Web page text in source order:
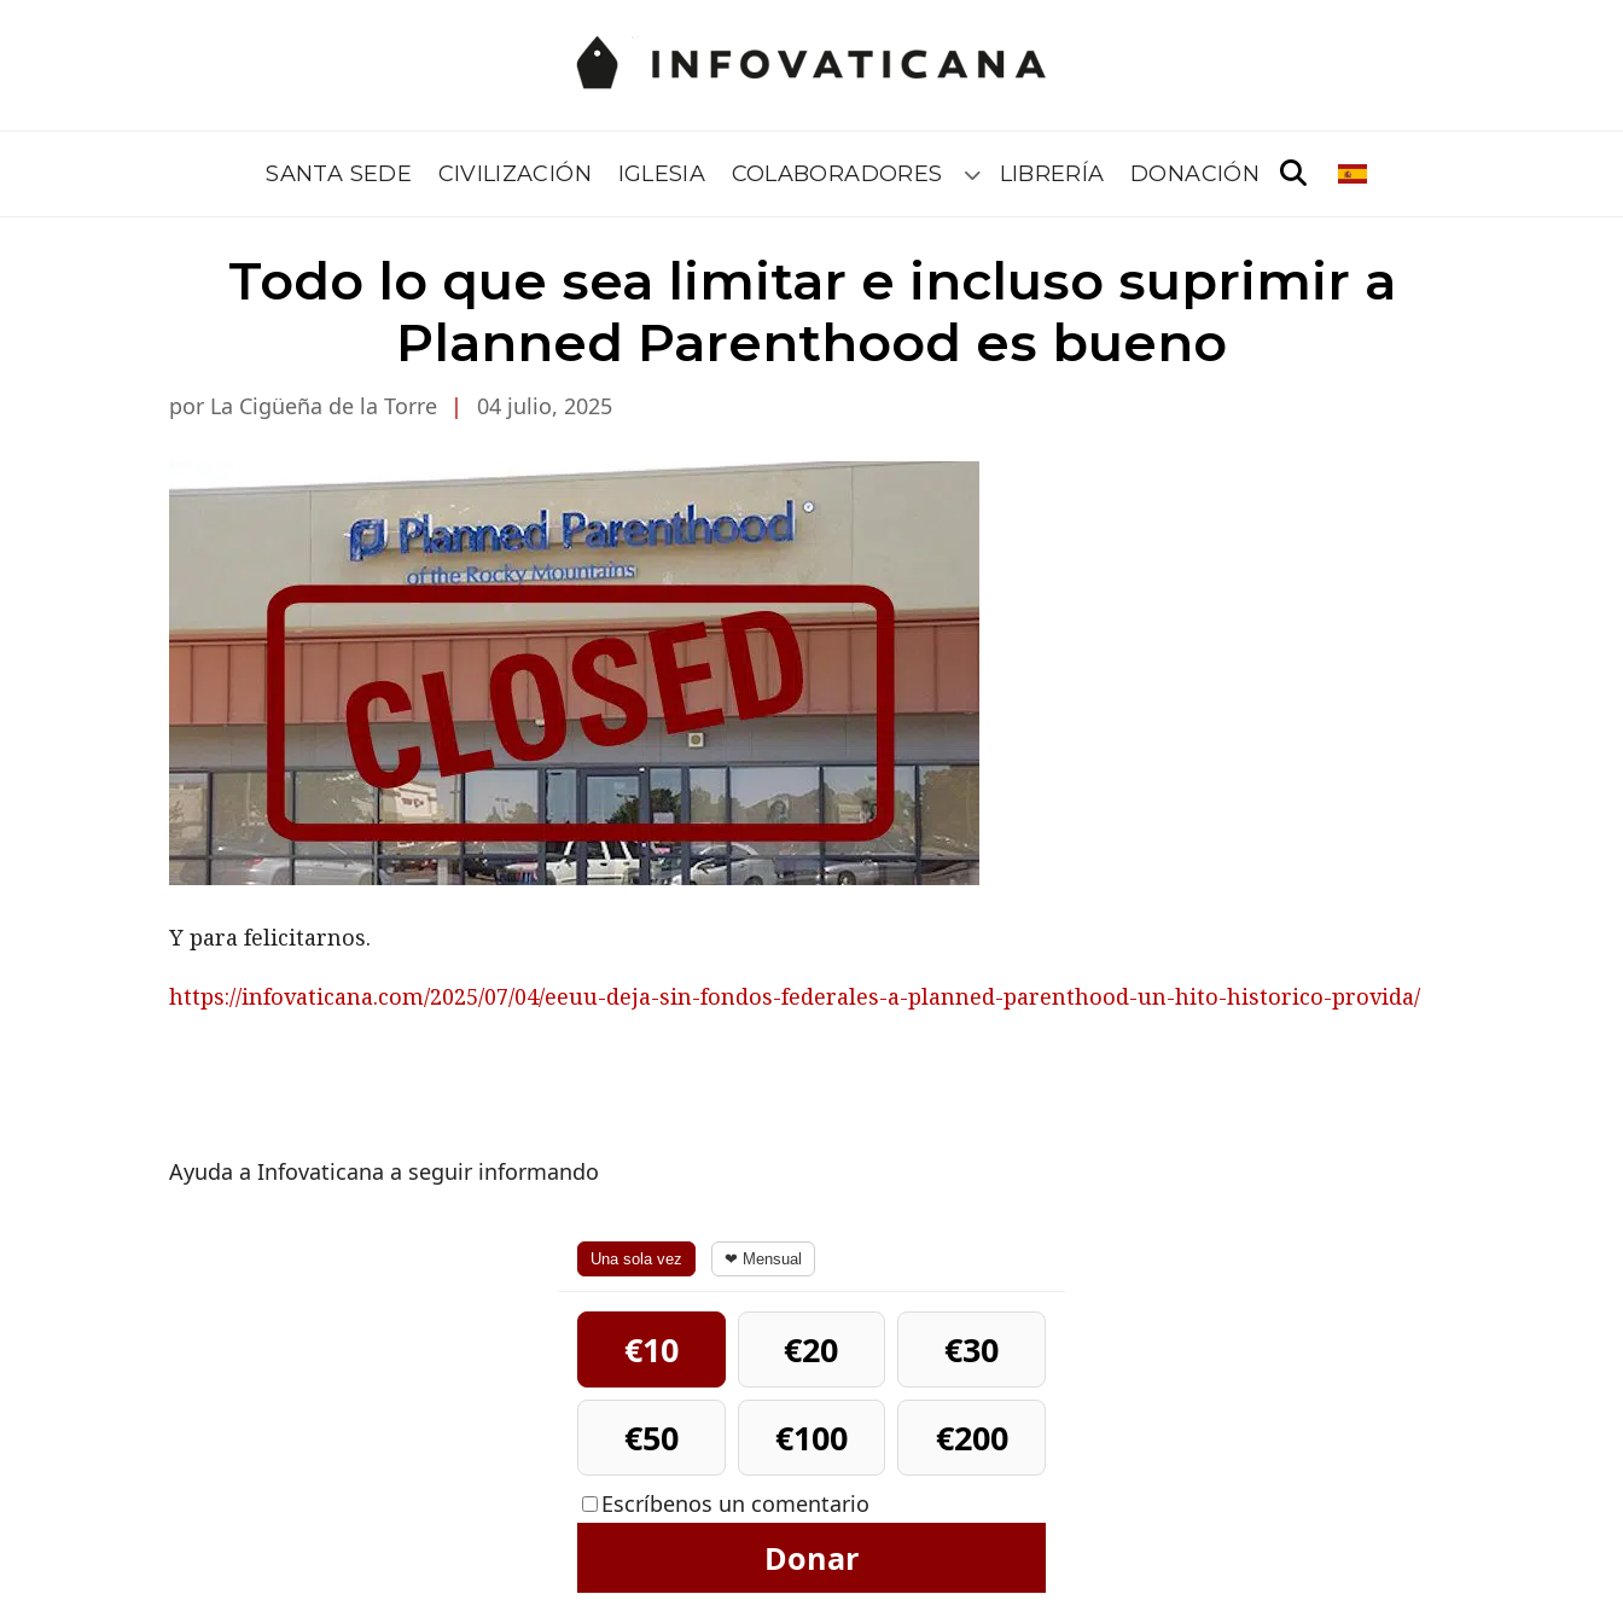
SANTA SEDE CIVILIZACIÓN IGLESIA COLABORADORES Submenú
LIBRERÍA DONACIÓN
Todo lo que sea limitar e incluso suprimir a
Planned Parenthood es bueno
por La Cigüeña de la Torre | 04 julio, 2025
Y para felicitarnos.
https://infovaticana.com/2025/07/04/eeuu-deja-sin-fondos-federales-a-planned-parenthood-un-hito-historico-provida/
Ayuda a Infovaticana a seguir informando
Una sola vez ❤ Mensual
€10 €20
€30
€50
€100 €200
Escríbenos un comentario
Donar